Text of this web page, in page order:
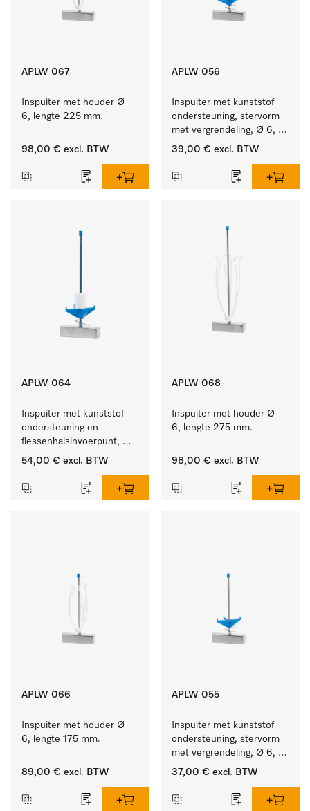
APLW 067
Inspuiter met houder Ø
6, lengte 225 mm.
98,00 € excl. BTW
APLW 056
Inspuiter met kunststof
ondersteuning, stervorm
met vergrendeling, Ø 6,
lengte 225 mm.
39,00 € excl. BTW
APLW 064
Inspuiter met kunststof
ondersteuning en
flessenhalsinvoerpunt,
ster, Ø 6, lengte 225 mm.
54,00 € excl. BTW
APLW 068
Inspuiter met houder Ø
6, lengte 275 mm.
98,00 € excl. BTW
APLW 066
Inspuiter met houder Ø
6, lengte 175 mm.
89,00 € excl. BTW
APLW 055
Inspuiter met kunststof
ondersteuning, stervorm
met vergrendeling, Ø 6,
lengte 175 mm.
37,00 € excl. BTW